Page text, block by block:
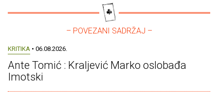
– POVEZANI SADRŽAJ –
KRITIKA • 06.08.2026.
Ante Tomić : Kraljević Marko oslobađa
Imotski